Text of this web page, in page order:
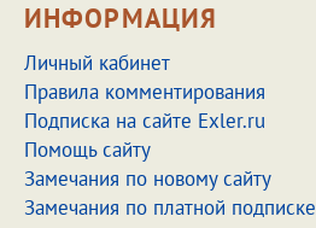
ИНФОРМАЦИЯ
Личный кабинет
Правила комментирования
Подписка на сайте Exler.ru
Помощь сайту
Замечания по новому сайту
Замечания по платной подписке